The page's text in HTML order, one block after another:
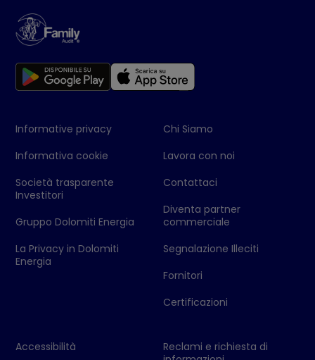
Informative privacy
Informativa cookie
Società trasparente
Investitori
Gruppo Dolomiti Energia
La Privacy in Dolomiti
Energia
Chi Siamo
Lavora con noi
Contattaci
Diventa partner
commerciale
Segnalazione Illeciti
Fornitori
Certificazioni
Accessibilità
Reclami e richiesta di